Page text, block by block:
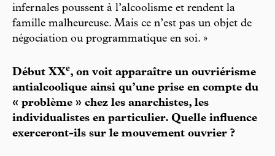
infernales poussent à l’alcoolisme et rendent la
famille malheureuse. Mais ce n’est pas un objet de
négociation ou programmatique en soi. »
Début XXe, on voit apparaître un ouvriérisme
antialcoolique ainsi qu’une prise en compte du
« problème » chez les anarchistes, les
individualistes en particulier. Quelle influence
exerceront-ils sur le mouvement ouvrier ?